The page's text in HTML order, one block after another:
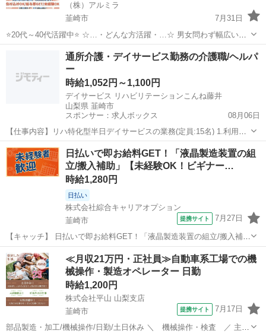
（株）アルミラ
韮崎市
7月31日
⭐20代～40代活躍中⭐ ☆…・どんな方活躍・…☆ 男女問わず幅広い世
代の スタッフが活躍中♪ 必要なスキルはないので スグに活躍できます
よ◎ 休暇制度も 多数充実しているので 『工場って休みがな...
韮崎市 倉庫 時給
通所介護・デイサービス勤務の介護職/ヘルパ
ー
時給1,052円～1,100円
デイサービス リハビリテーションこんね藤井
山梨県 韮崎市
スポンサー：求人ボックス
08月06日
【仕事内容】リハ特化型半日デイサービスの業務(定員:15名) 1.利用者
の送迎(社用車/軽自動車またはトヨタシエンタ) 送迎エリア:韮崎市内・
高根町箕輪新町くらい迄 2.リハビリテーション・運動の補助(マニュア
ルに沿って実施) 3...
アルバイト・パート
日払いで即お給料GET！「液晶製造装置の組
立/搬入補助」【未経験OK！ビギナー…
時給1,280円
日払い
株式会社綜合キャリアオプション
韮崎市
提携サイト 7月27日
【キャッチ】 日払いで即お給料GET！「液晶製造装置の組立/搬入補
助」【未経験OK！ビギナー活躍中♪】研修有！あんしんスタート♪高時
給1280円！ 【コメント】 ＼大手人材派遣会社で働きませんか♪／ 「新
しい職場は不安・...
山梨 韮崎市 工場
≪月収21万円・正社員≫自動車系工場での機
械操作・製造オペレーター 日勤
時給1,200円
株式会社平山 山梨支店
韮崎市
提携サイト 7月17日
部品製造・加工/機械操作/日勤/土日休み ＼ 機械操作・検査 ／ 主な